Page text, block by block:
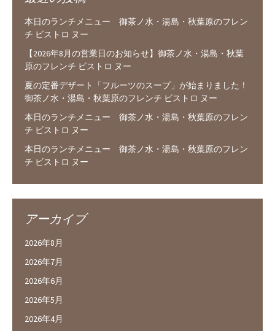
本日のランチメニュー 御茶ノ水・湯島・秋葉原のフレン
チ ビストロ ヌー
【2026年8月の営業日のお知らせ】御茶ノ水・湯島・秋葉
原のフレンチ ビストロ ヌー
夏の定番デザート「フルーツのスープ」が始まりました！
御茶ノ水・湯島・秋葉原のフレンチ ビストロ ヌー
本日のランチメニュー 御茶ノ水・湯島・秋葉原のフレン
チ ビストロ ヌー
本日のランチメニュー 御茶ノ水・湯島・秋葉原のフレン
チ ビストロ ヌー
アーカイブ
2026年8月
2026年7月
2026年6月
2026年5月
2026年4月